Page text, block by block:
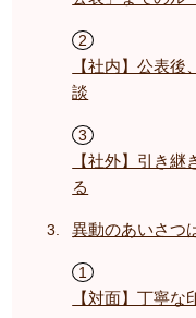
【社内】公表
談
【社外】引き
る
異動のあいさつ
【対面】丁寧